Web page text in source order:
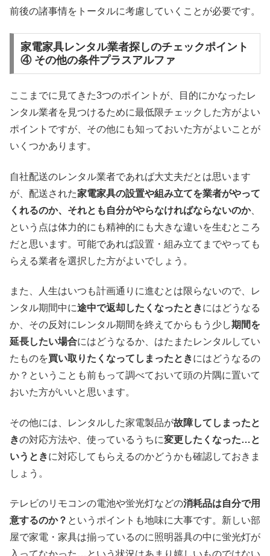
前後の諸事情をトータルに考慮していくことが必要です。
家電家具レンタル業者探しのチェックポイント
④ その他の条件プラスアルファ
ここまでに見てきた3つのポイントが、目的にかなったレ
ンタル業者を見つけるために最低限チェックした方がよい
ポイントですが、その他にも知っておいた方がよいことが
いくつかあります。
自社配送のレンタル業者であれば大丈夫だとは思います
が、配送された家電家具の設置や組み立てを業者がやって
くれるのか、それとも自分がやらなければならないのか、
という点は体力的にも精神的にも大きな違いを生むところ
だと思います。可能であれば設置・組み立てまでやっても
らえる業者を選択した方がよいでしょう。
また、人生はいつも計画通りに進むとは限らないので、レ
ンタル期間中に途中で返却したくなったときにはどうなる
か、その反対にレンタル期間を終えてからもう少し期間を
延長したい場合にはどうなるか、はたまたレンタルしてい
たものを買い取りたくなってしまったときにはどうなるの
か？ということも前もって調べておいて頭の片隅に置いて
おいた方がいいと思います。
その他には、レンタルした家電製品が故障してしまったと
きの対応方法や、使っているうちに変更したくなった…と
いうときに対応してもらえるのかどうかも確認しておきま
しょう。
テレビのリモコンの電池や蛍光灯などの消耗品は自分で用
意するのか？ というポイントも地味に大事です。新しい部
屋で家電・家具は揃っているのに照明器具の中に蛍光灯が
入ってなかった…という状況はあまり嬉しいものではない